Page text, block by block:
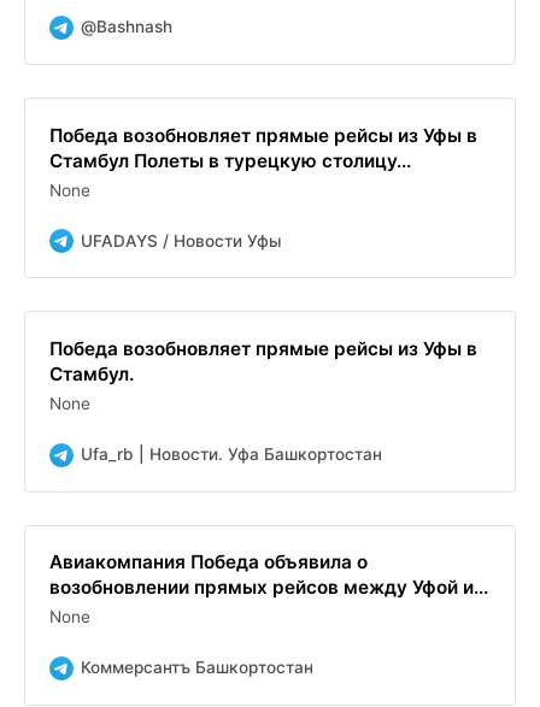
@Bashnash
Победа возобновляет прямые рейсы из Уфы в
Стамбул Полеты в турецкую столицу...
None
UFADAYS / Новости Уфы
Победа возобновляет прямые рейсы из Уфы в
Стамбул.
None
Ufa_rb | Новости. Уфа Башкортостан
Авиакомпания Победа объявила о
возобновлении прямых рейсов между Уфой и...
None
Коммерсантъ Башкортостан